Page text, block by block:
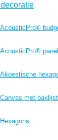
AcousticPro®
AcousticPro®
Akoestische
Canvas met baklijst
Hexagons